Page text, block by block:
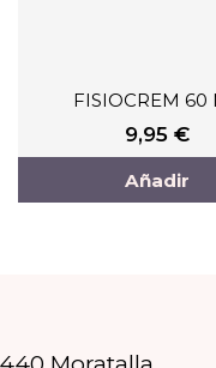
FISIOCREM 60
9,95€
Añadir